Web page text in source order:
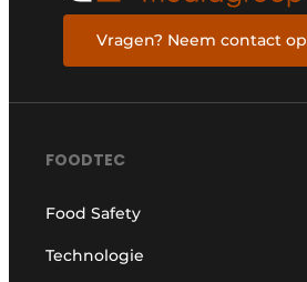
Vragen? Neem contact op
FOODTEC
Food Safety
Technologie